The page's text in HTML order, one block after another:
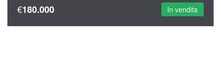
€180.000 In vendita